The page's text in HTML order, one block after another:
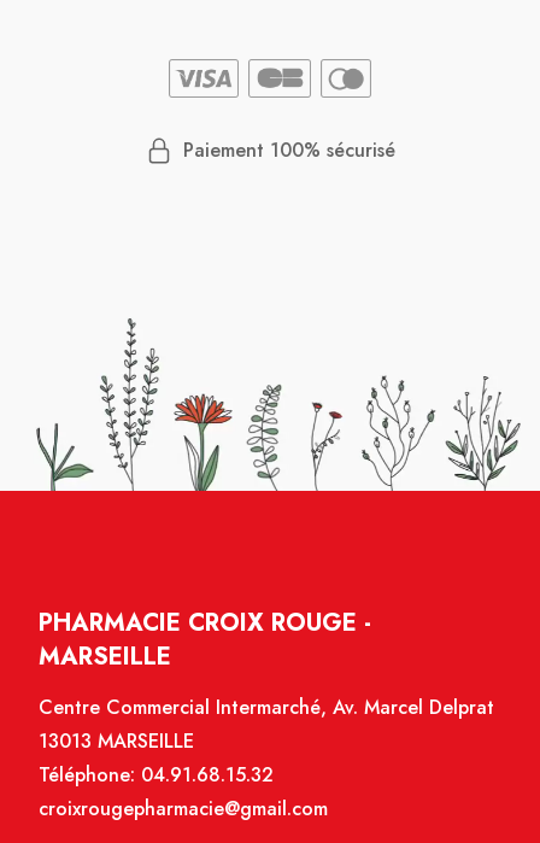
Paiement 100% sécurisé
PHARMACIE CROIX ROUGE -
MARSEILLE
Centre Commercial Intermarché, Av. Marcel Delprat
13013 MARSEILLE
Téléphone: 04.91.68.15.32
croixrougepharmacie@gmail.com